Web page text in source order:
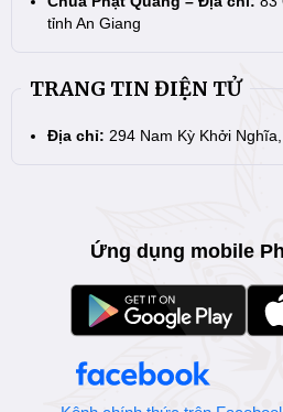
tỉnh An Giang
TRANG TIN ĐIỆN TỬ
Địa chỉ: 294 Nam Kỳ Khởi
Ứng dụng mobile